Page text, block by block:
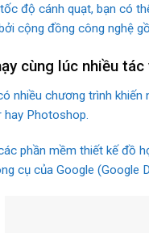
độ cánh quạt, bạn có
cộng đồng công nghệ
cùng lúc nhiều tác
nhiều chương trình
Photoshop.
phần mềm thiết kế đồ
cụ của Google (Google